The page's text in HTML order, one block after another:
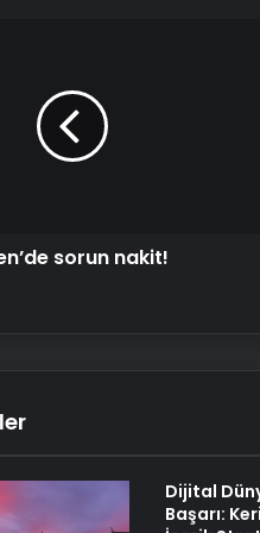
sorun nakit!
Dijital
Başarı: